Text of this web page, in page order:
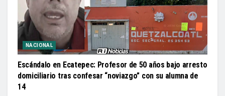
NACIONAL
Escándalo en Ecatepec: Profesor de 50 años bajo arresto
domiciliario tras confesar “noviazgo” con su alumna de
14